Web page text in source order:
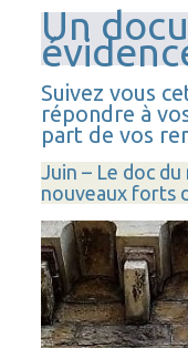
Un
Suivez vous
répondre à
part de vos
Juin – Le doc
nouveaux forts